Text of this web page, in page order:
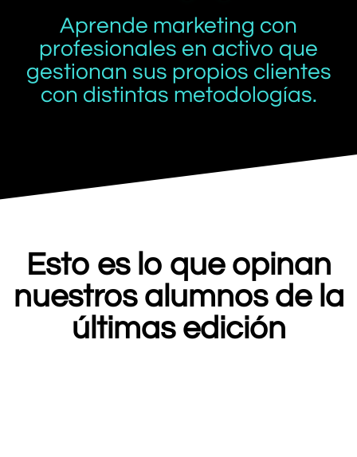
Aprende marketing con
profesionales en activo que
gestionan sus propios clientes
con distintas metodologías.
Esto es lo que opinan
nuestros alumnos de la
últimas edición